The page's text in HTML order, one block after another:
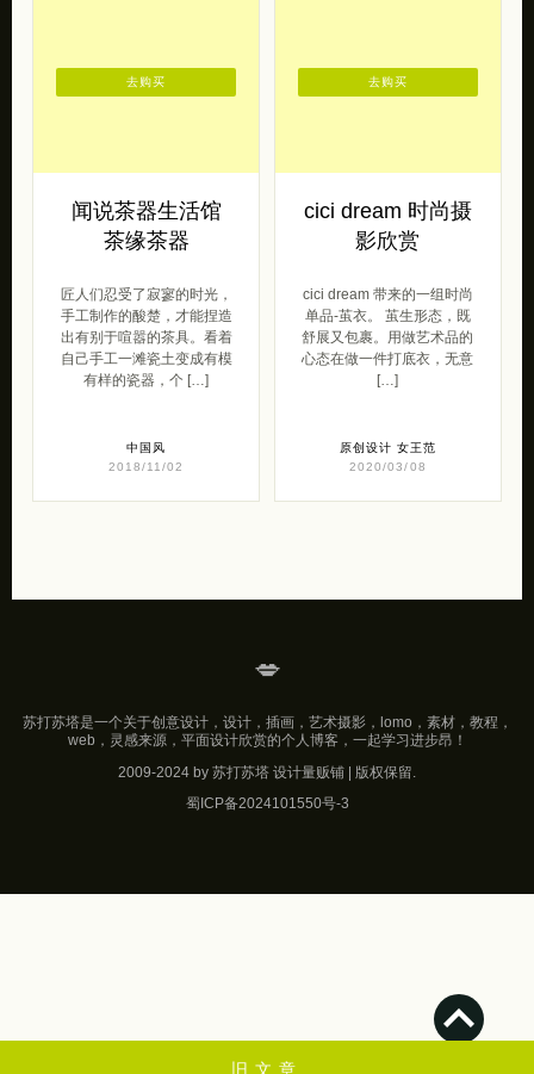
旧文章
闻说茶器生活馆
茶缘茶器
匠人们忍受了寂寥的时光，
手工制作的酸楚，才能捏造
出有别于喧嚣的茶具。看着
自己手工一滩瓷土变成有模
有样的瓷器，个 […]
中国风
2018/11/02
去购买
cici dream 时尚摄
影欣赏
cici dream 带来的一组时尚
单品-茧衣。 茧生形态，既
舒展又包裹。用做艺术品的
心态在做一件打底衣，无意
[…]
原创设计 女王范
2020/03/08
去购买
💋
苏打苏塔是一个关于创意设计，设计，插画，艺术摄影，lomo，素材，教程，
web，灵感来源，平面设计欣赏的个人博客，一起学习进步昂！
2009-2024 by 苏打苏塔 设计量贩铺 | 版权保留.
蜀ICP备2024101550号-3